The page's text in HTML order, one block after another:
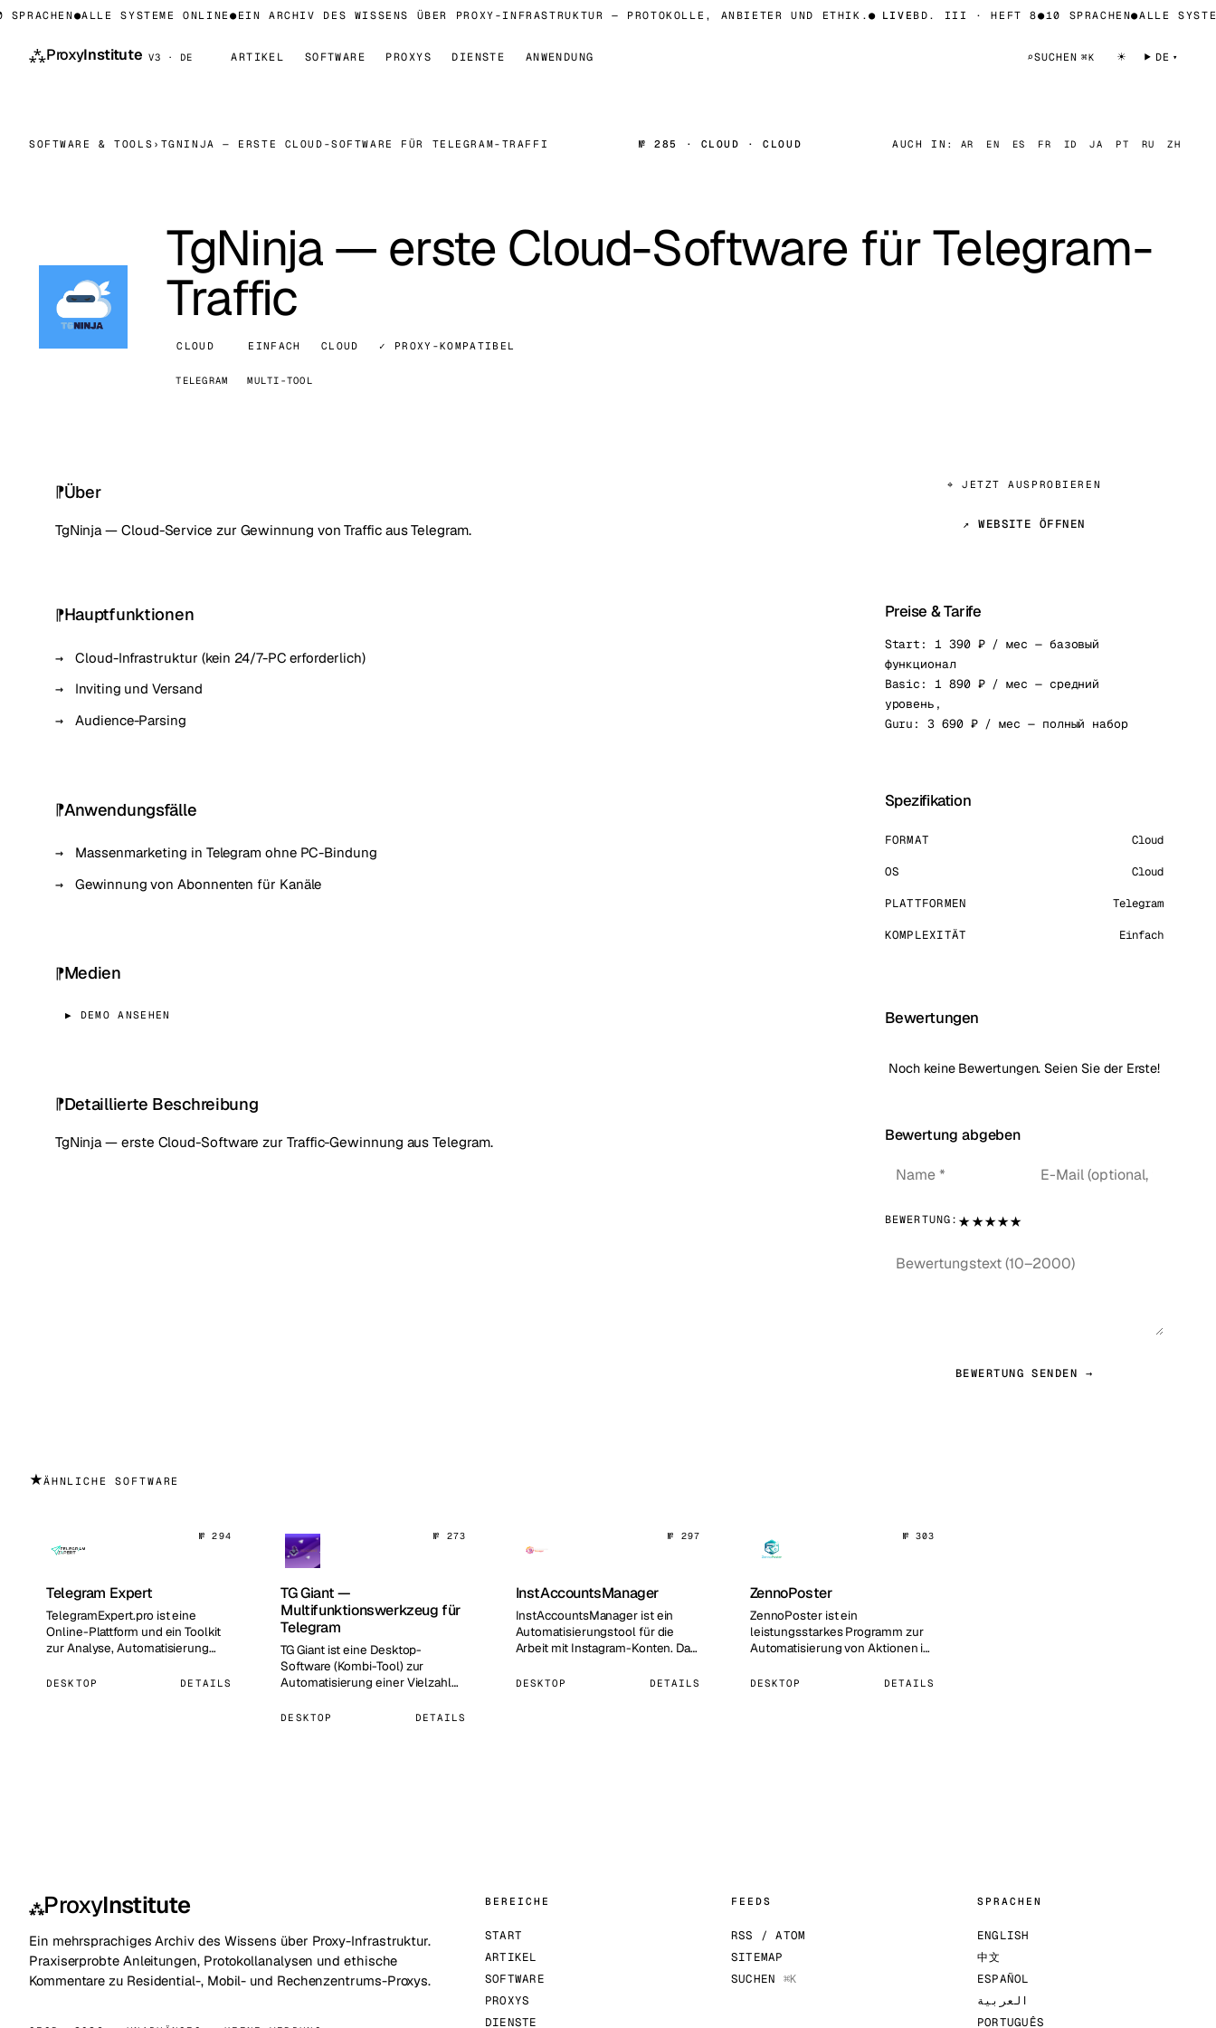
●ALLE SYSTEME ONLINE●EIN ARCHIV DES WISSENS ÜBER PROXY-INFRASTRUKTUR — PROTOKOLLE, ANBIETER UND ETHIK.● LIVEBD. III · HEFT 8 ●10 SPRACHEN●ALLE
⁂ProxyInstitute V3 · DE ARTIKEL SOFTWARE PROXYS DIENSTE ANWENDUNG ⌕SUCHEN ⌘K ☀ DE
SOFTWARE & TOOLS › TGNINJA — ERSTE CLOUD-SOFTWARE FÜR TELEGRAM-TRAFFI № 285 · CLOUD · CLOUD AUCH IN: AR EN ES FR ID JA PT RU ZH
TgNinja — erste Cloud-Software für Telegram-
Traffic
CLOUD EINFACH CLOUD ✓ PROXY-KOMPATIBEL
TELEGRAM MULTI-TOOL
Über
TgNinja — Cloud-Service zur Gewinnung von Traffic aus Telegram.
Hauptfunktionen
Cloud-Infrastruktur (kein 24/7-PC erforderlich)
Inviting und Versand
Audience-Parsing
Anwendungsfälle
Massenmarketing in Telegram ohne PC-Bindung
Gewinnung von Abonnenten für Kanäle
Medien
▶ DEMO ANSEHEN
Detaillierte Beschreibung
TgNinja — erste Cloud-Software zur Traffic-Gewinnung aus Telegram.
⌖ JETZT AUSPROBIEREN
↗ WEBSITE ÖFFNEN
Preise & Tarife
Start: 1 390 ₽ / мес — базовый
функционал
Basic: 1 890 ₽ / мес — средний
уровень,
Guru: 3 690 ₽ / мес — полный набор
Spezifikation
FORMAT Cloud
OS Cloud
PLATTFORMEN Telegram
KOMPLEXITÄT Einfach
Bewertungen
Noch keine Bewertungen. Seien Sie der Erste!
Bewertung abgeben
BEWERTUNG: ★★★★★
BEWERTUNG SENDEN →
★ÄHNLICHE SOFTWARE
№ 294
Telegram Expert
TelegramExpert.pro ist eine
Online-Plattform und ein Toolkit
zur Analyse, Automatisierung
DESKTOP DETAILS
№ 273
TG Giant —
Multifunktionswerkzeug für
Telegram
TG Giant ist eine Desktop-
Software (Kombi-Tool) zur
Automatisierung einer Vielzahl
DESKTOP DETAILS
№ 297
InstAccountsManager
InstAccountsManager ist ein
Automatisierungstool für die
Arbeit mit Instagram-Konten. Das
DESKTOP DETAILS
№ 303
ZennoPoster
ZennoPoster ist ein
leistungsstarkes Programm zur
Automatisierung von Aktionen im
müssen…
DESKTOP DETAILS
⁂ProxyInstitute
Ein mehrsprachiges Archiv des Wissens über Proxy-Infrastruktur.
Praxiserprobte Anleitungen, Protokollanalysen und ethische
Kommentare zu Residential-, Mobil- und Rechenzentrums-Proxys.
BEREICHE
START
ARTIKEL
SOFTWARE
PROXYS
DIENSTE
FEEDS
RSS / ATOM
SITEMAP
SUCHEN ⌘K
SPRACHEN
ENGLISH
中文
ESPAÑOL
العربية
PORTUGUÊS